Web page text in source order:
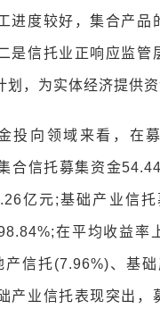
进度较好，集合产品
是信托业正响应监管
划，为实体经济提供
投向领域来看，在
合信托募集资金
亿元;基础产业信
在平均收益率
产信托(7.96%)、基
产业信托表现突出，